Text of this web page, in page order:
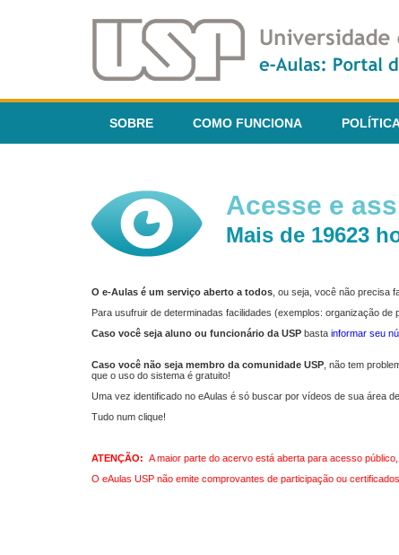
SOBRE COMO FUNCIONA
Acesse e
Mais de 19623
O e-Aulas é um serviço aberto a todos , ou seja, você não precisa
Para usufruir de determinadas facilidades (exemplos: organização
Caso você seja aluno ou funcionário da USP basta informar seu
Caso você não seja membro da comunidade USP , não tem
que o uso do sistema é gratuito!
Uma vez identificado no eAulas é só buscar por vídeos de sua área
Tudo num clique!
ATENÇÃO: A maior parte do acervo está aberta para acesso
O eAulas USP não emite comprovantes de participação ou